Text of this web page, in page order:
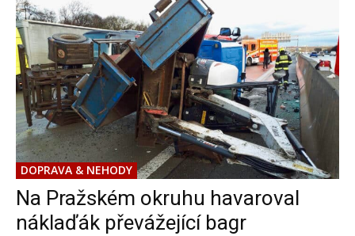
DOPRAVA & NEHODY
Na Pražském okruhu havaroval
náklaďák převážející bagr